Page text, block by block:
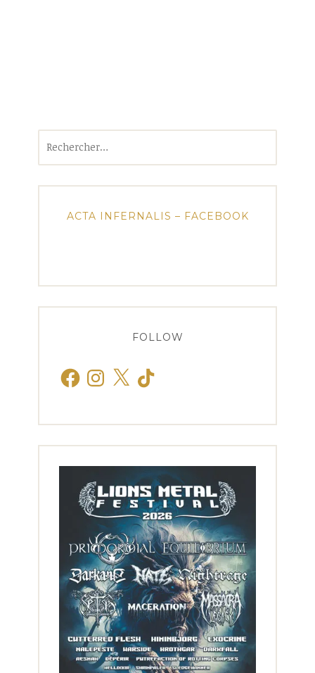
ACTA INFERNALIS – FACEBOOK
FOLLOW
FacebookInstagram
X TikTok